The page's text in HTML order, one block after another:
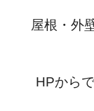
屋根・外
HPから